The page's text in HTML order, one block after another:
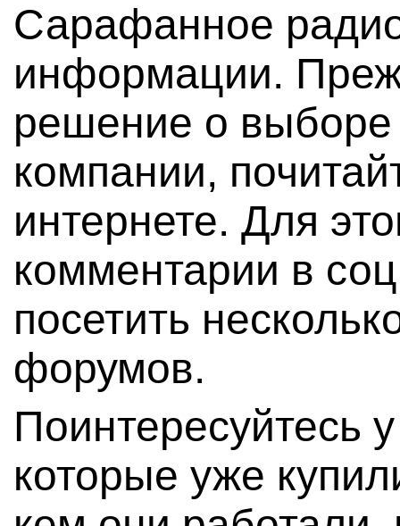
Сарафанное
информации.
решение о выборе
компании,
интернете. Для
комментарии в
посетить
форумов.
Поинтересуйтесь
которые уже